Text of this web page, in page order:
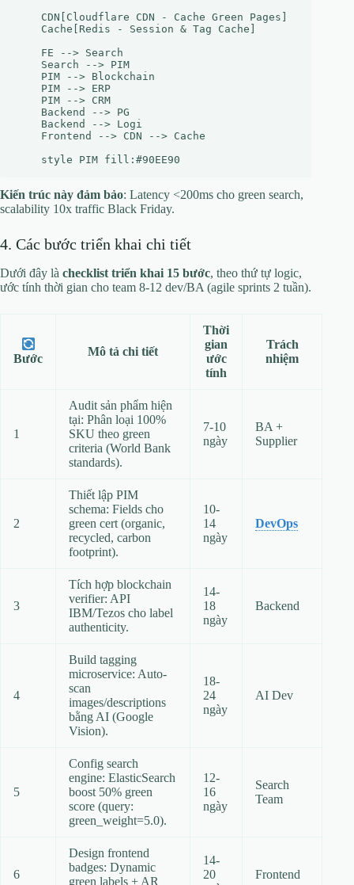
    CDN[Cloudflare CDN - Cache Green Pages]
    Cache[Redis - Session & Tag Cache]
    FE --> Search
    Search --> PIM
    PIM --> Blockchain
    PIM --> ERP
    PIM --> CRM
    Backend --> PG
    Backend --> Logi
    Frontend --> CDN --> Cache
Kiến trúc này đảm bảo: Latency <200ms cho green search,
scalability 10x traffic Black Friday.
4. Các bước triển khai chi tiết
Dưới đây là checklist triển khai 15 bước, theo thứ tự logic,
ước tính thời gian cho team 8-12 dev/BA (agile sprints 2 tuần).
Bước
Mô tả chi tiết
Thời
gian
ước
tính
Trách
nhiệm
1
Audit sản phẩm hiện
tại: Phân loại 100%
SKU theo green
criteria (World Bank
standards).
7-10
ngày
BA +
Supplier
2
Thiết lập PIM
schema: Fields cho
green cert (organic,
recycled, carbon
footprint).
10-
14
ngày
DevOps
3
Tích hợp blockchain
verifier: API
IBM/Tezos cho label
authenticity.
14-
18
ngày
Backend
4
Build tagging
microservice: Auto-
scan
images/descriptions
bằng AI (Google
Vision).
18-
24
ngày
AI Dev
5
Config search
engine: ElasticSearch
boost 50% green
score (query:
green_weight=5.0).
12-
16
ngày
Search
Team
6
Design frontend
badges: Dynamic
green labels + AR
14-
20
Frontend